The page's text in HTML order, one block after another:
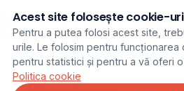
Acest site folosește cookie-uri
Pentru a putea folosi acest site,
urile. Le folosim pentru funcționarea
pentru statistici și pentru a vă oferi
Politica cookie